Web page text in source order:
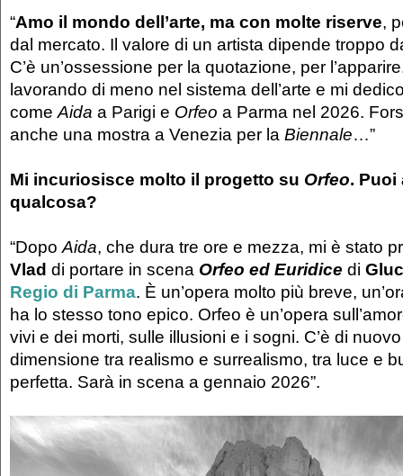
“Amo il mondo dell’arte, ma con molte riserve,
dal mercato. Il valore di un artista dipende troppo
C’è un’ossessione per la quotazione, per
lavorando di meno nel sistema dell’arte e mi
come Aida a Parigi e Orfeo a Parma nel 2026.
anche una mostra a Venezia per la Biennale…”
Mi incuriosisce molto il progetto su Orfeo. Puoi
qualcosa?
“Dopo Aida, che dura tre ore e mezza, mi è stato
Vlad di portare in scena Orfeo ed Euridice di
Regio di Parma. È un’opera molto più breve,
ha lo stesso tono epico. Orfeo è un’opera
vivi e dei morti, sulle illusioni e i sogni. C’è di
dimensione tra realismo e surrealismo, tra luce e
perfetta. Sarà in scena a gennaio 2026”.